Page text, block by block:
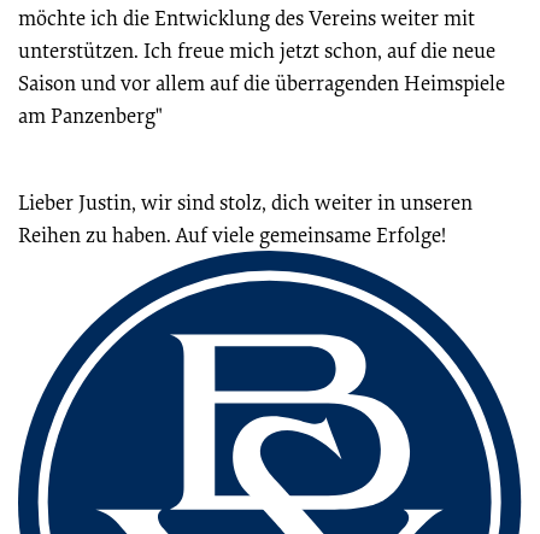
möchte ich die Entwicklung des Vereins weiter mit
unterstützen. Ich freue mich jetzt schon, auf die neue
Saison und vor allem auf die überragenden Heimspiele
am Panzenberg"
Lieber Justin, wir sind stolz, dich weiter in unseren
Reihen zu haben. Auf viele gemeinsame Erfolge!